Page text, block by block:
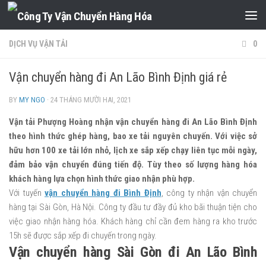
Skip to content
DỊCH VỤ VẬN TẢI 0
Vận chuyển hàng đi An Lão Bình Định giá rẻ
BY MY NGO · 24 THÁNG MƯỜI HAI, 2021
Vận tải Phượng Hoàng nhận vận chuyển hàng đi An Lão Bình Định
theo hình thức ghép hàng, bao xe tải nguyên chuyến. Với việc sở
hữu hơn 100 xe tải lớn nhỏ, lịch xe sắp xếp chạy liên tục mỗi ngày,
đảm bảo vận chuyển đúng tiến độ. Tùy theo số lượng hàng hóa
khách hàng lựa chọn hình thức giao nhận phù hợp.
Với tuyến vận chuyển hàng đi Bình Định, công ty nhận vận chuyển
hàng tại Sài Gòn, Hà Nội. Công ty đầu tư đầy đủ kho bãi thuận tiện cho
việc giao nhận hàng hóa. Khách hàng chỉ cần đem hàng ra kho trước
15h sẽ được sắp xếp đi chuyến trong ngày.
Vận chuyển hàng Sài Gòn đi An Lão Bình